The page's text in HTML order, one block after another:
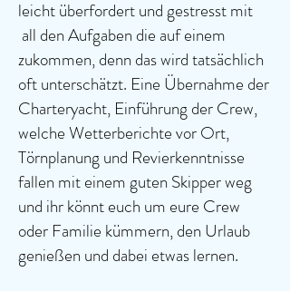
leicht überfordert und gestresst mit
all den Aufgaben die auf einem
zukommen, denn das wird tatsächlich
oft unterschätzt. Eine Übernahme der
Charteryacht, Einführung der Crew,
welche Wetterberichte vor Ort,
Törnplanung und Revierkenntnisse
fallen mit einem guten Skipper weg
und ihr könnt euch um eure Crew
oder Familie kümmern, den Urlaub
genießen und dabei etwas lernen.